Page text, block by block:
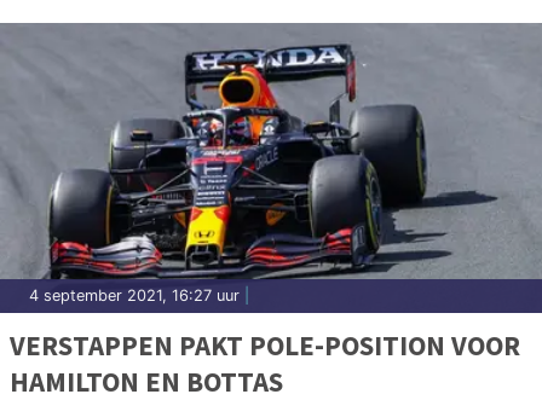
4 september 2021, 16:27 uur
VERSTAPPEN PAKT POLE-POSITION VOOR
HAMILTON EN BOTTAS